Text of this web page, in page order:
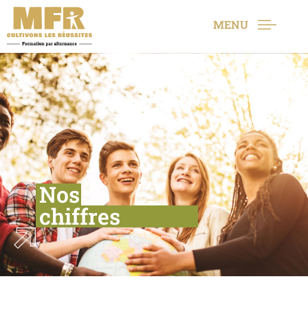
MENU
Nos
chiffres